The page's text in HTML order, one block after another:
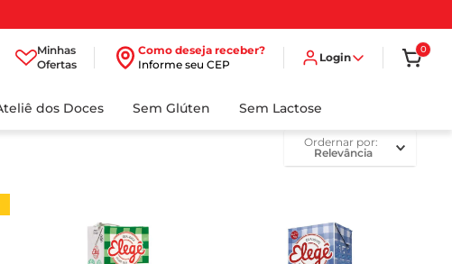
Minhas
Ofertas
Como deseja receber?
Informe seu CEP
Login
0
dos Doces Sem Glúten Sem Lactose
ordernar por
Relevância